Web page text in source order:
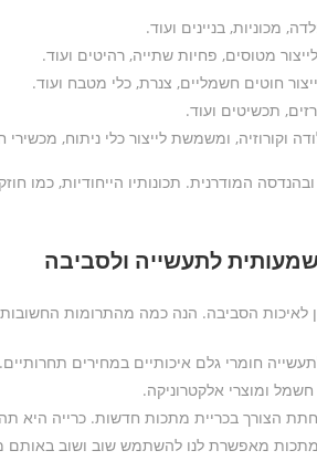
מכוניות, בניינים ועוד.
מטוסים, פחיות שתייה, רהיטים ועוד.
חוטים חשמליים, צנרת, כלי מטבח ועוד.
תכשיטים ועוד.
וקורוזיה, ומשמשת לייצור כלי ניתוח,
המודרנית. תכונותיו הייחודיות, כמו
לתעשייה ולסביבה
לאיכות הסביבה. הנה כמה מהתרומות החשובות
חומרי גלם איכותיים במחירים
חשמל ומוצרי אלקטרוניקה.
הצורך בכריית מתכות חדשות. כרייה היא
מתכות מאפשרת לנו להשתמש שוב ושוב